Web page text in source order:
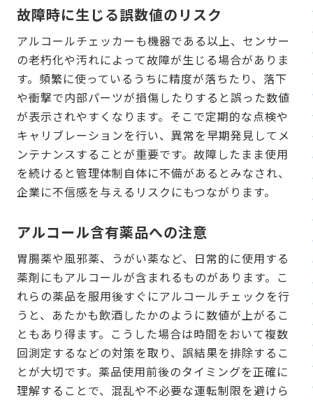
故障時に生じる誤数値のリスク
アルコールチェッカーも機器である以上、センサー
の老朽化や汚れによって故障が生じる場合がありま
す。頻繁に使っているうちに精度が落ちたり、落下
や衝撃で内部パーツが損傷したりすると誤った数値
が表示されやすくなります。そこで定期的な点検や
キャリブレーションを行い、異常を早期発見してメ
ンテナンスすることが重要です。故障したまま使用
を続けると管理体制自体に不備があるとみなされ、
企業に不信感を与えるリスクにもつながります。
アルコール含有薬品への注意
胃腸薬や風邪薬、うがい薬など、日常的に使用する
薬剤にもアルコールが含まれるものがあります。こ
れらの薬品を服用後すぐにアルコールチェックを行
うと、あたかも飲酒したかのように数値が上がるこ
ともあり得ます。こうした場合は時間をおいて複数
回測定するなどの対策を取り、誤結果を排除するこ
とが大切です。薬品使用前後のタイミングを正確に
理解することで、混乱や不必要な運転制限を避けら